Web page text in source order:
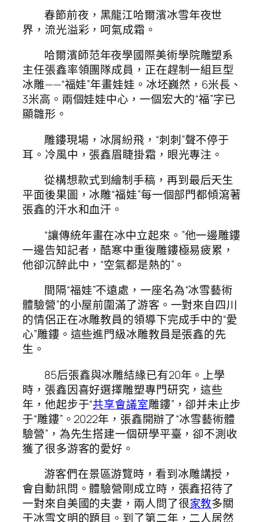
春節前夜，黑龍江哈爾濱冰雪年夜世
界，流光溢彩，呵氣成霜。
哈爾濱師范年夜學國際美術學院雕塑系
主任張鑫率領團隊成員，正在趕制一組巨型
冰雕——“福娃”年畫娃娃。冰坯巍然，6米長、
3米高。兩個娃娃中心，一個宏大的“福”字已
顯雛形。
雕鏤現場，冰屑紛飛，“刺刺”聲不停于
耳。冷風中，張鑫眉睫掛霜，眼光專注。
從構想款式到繪制手稿，再到最后天生
平面後果圖，冰雕“福娃”每一個部門都傾瀉著
張鑫的汗水和血汗。
“讓傳統年畫在冰中立起來。”他一邊雕鏤
一邊告知記者，酷寒中重復雕鏤極易疲累，
他卻沉醉此中，“空氣都是熱的”。
間隔“福娃”不遠處，一座名為“冰雪藝術
體驗營”的小屋前圍滿了游客。一對來自四川
的情侶正在冰雕教員的領導下完成手中的“愛
心”雕鏤。這些進門級冰雕教員是張鑫的先
生。
85后張鑫與冰雕結緣已有20年。上學
時，張鑫因喜好選擇雕塑專門研究，這些
年，他起步于“共享會議室雕鏤”，卻并未止步
于“雕鏤”。2022年，張鑫開辦了“冰雪藝術體
驗營”，為先生搭建一個研學平臺，卻不測收
獲了很多游客的愛好。
游客們在景區游覽時，看到冰雕講授，
會自動訊問。體驗營剛成立時，張鑫招待了
一對來自美國的夫妻，兩人問了很家教多關
于冰雪文明的題目。到了第二年，二人居然